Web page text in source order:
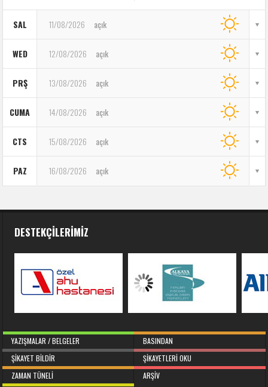
SAL 11/08/2026 açık
WED 12/08/2026 açık
PRŞ 13/08/2026 açık
CUMA 14/08/2026 açık
CTS 15/08/2026 açık
PAZ 16/08/2026 açık
DESTEKÇILERIMIZ
YAZIŞMALAR / BELGELER
BASINDAN
ŞIKAYET BILDIR
ŞIKAYETLERI OKU
ZAMAN TÜNELI
ARŞIV